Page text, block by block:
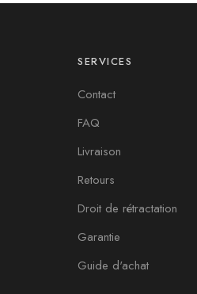
SERVICES
Contact
FAQ
Livraison
Retours
Droit de rétractation
Garantie
Guide d'achat